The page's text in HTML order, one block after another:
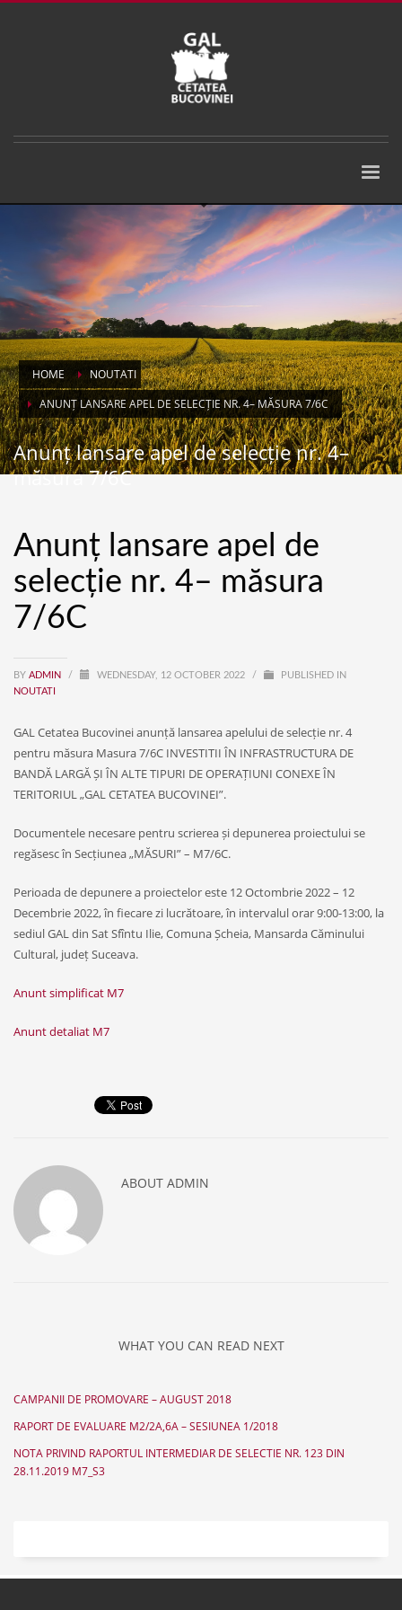
HOME
NOUTATI
ANUNȚ LANSARE APEL DE SELECȚIE NR. 4– MĂSURA 7/6C
Anunț lansare apel de selecție nr. 4–
măsura 7/6C
Anunț lansare apel de
selecție nr. 4– măsura
7/6C
BY ADMIN / WEDNESDAY, 12 OCTOBER 2022 /
PUBLISHED IN
NOUTATI
GAL Cetatea Bucovinei anunță lansarea apelului de selecție nr. 4
pentru măsura Masura 7/6C INVESTITII ÎN INFRASTRUCTURA DE
BANDĂ LARGĂ ȘI ÎN ALTE TIPURI DE OPERAȚIUNI CONEXE ÎN
TERITORIUL „GAL CETATEA BUCOVINEI”.
Documentele necesare pentru scrierea și depunerea proiectului se
regăsesc în Secțiunea „MĂSURI” – M7/6C.
Perioada de depunere a proiectelor este 12 Octombrie 2022 – 12
Decembrie 2022, în fiecare zi lucrătoare, în intervalul orar 9:00-13:00, la
sediul GAL din Sat Sfîntu Ilie, Comuna Șcheia, Mansarda Căminului
Cultural, județ Suceava.
Anunt simplificat M7
Anunt detaliat M7
ABOUT ADMIN
WHAT YOU CAN READ NEXT
CAMPANII DE PROMOVARE – AUGUST 2018
RAPORT DE EVALUARE M2/2A,6A – SESIUNEA 1/2018
NOTA PRIVIND RAPORTUL INTERMEDIAR DE SELECTIE NR. 123 DIN
28.11.2019 M7_S3